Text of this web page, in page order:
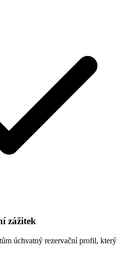
zážitek
úchvatný rezervační profil, který